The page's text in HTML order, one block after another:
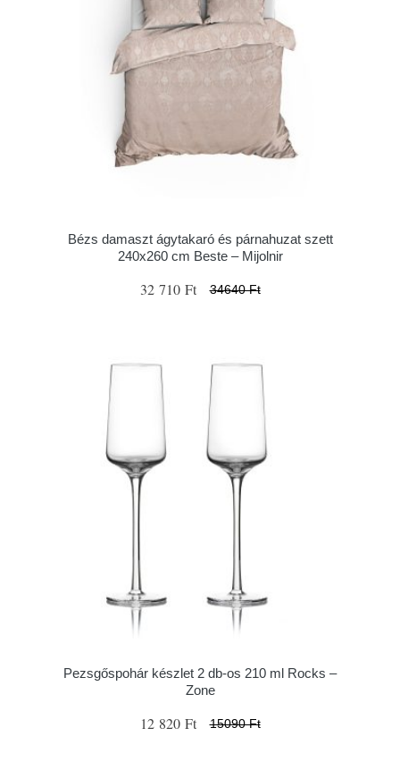
Bézs damaszt ágytakaró és párnahuzat szett
240x260 cm Beste – Mijolnir
32 710 Ft 34640 Ft
Pezsgőspohár készlet 2 db-os 210 ml Rocks –
Zone
12 820 Ft 15090 Ft